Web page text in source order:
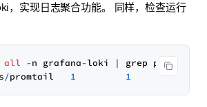
，实现日志聚合功能。 同样，检查运行
all -n grafana-loki |
grep
/promtail 1 1